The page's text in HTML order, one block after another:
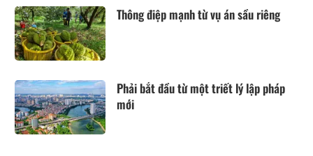
Thông điệp mạnh từ vụ án sầu riêng
Phải bắt đầu từ một triết lý lập pháp
mới